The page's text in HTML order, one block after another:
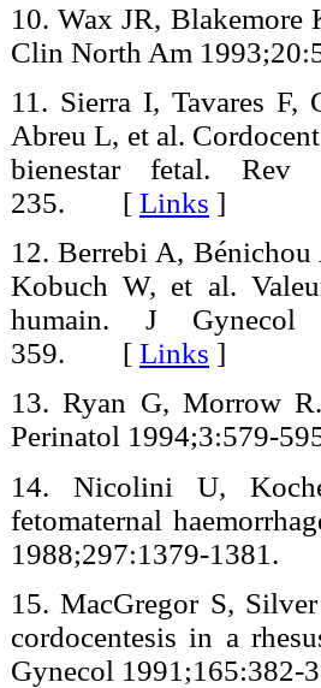
10. Wax JR, Blakemore
Clin North Am
11. Sierra I, Tavares
Abreu L, et al.
bienestar fetal. Rev
235. [ Links ]
12. Berrebi A,
Kobuch W, et al.
humain. J Gynecol
359. [ Links ]
13. Ryan G, Morrow
Perinatol
14. Nicolini U,
fetomaternal
1988;297:1379-
15. MacGregor S,
cordocentesis in a
Gynecol